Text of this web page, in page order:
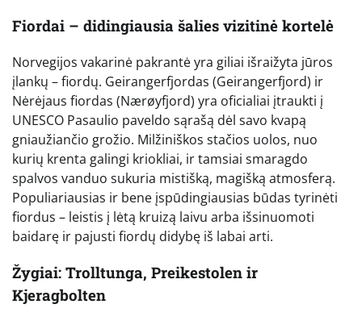
Fiordai – didingiausia šalies vizitinė kortelė
Norvegijos vakarinė pakrantė yra giliai išraižyta jūros
įlankų – fiordų. Geirangerfjordas (Geirangerfjord) ir
Nėrėjaus fiordas (Nærøyfjord) yra oficialiai įtraukti į
UNESCO Pasaulio paveldo sąrašą dėl savo kvapą
gniaužiančio grožio. Milžiniškos stačios uolos, nuo
kurių krenta galingi kriokliai, ir tamsiai smaragdo
spalvos vanduo sukuria mistišką, magišką atmosferą.
Populiariausias ir bene įspūdingiausias būdas tyrinėti
fiordus – leistis į lėtą kruizą laivu arba išsinuomoti
baidarę ir pajusti fiordų didybę iš labai arti.
Žygiai: Trolltunga, Preikestolen ir
Kjeragbolten